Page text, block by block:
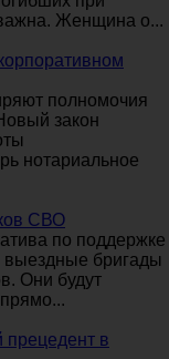
Женщина о...
полномочия
закон
нотариальное
СВО
по поддержке
бригады
Они будут
прецедент в